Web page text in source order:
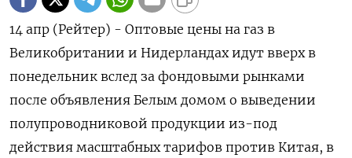
14 апр (Рейтер) - Оптовые цены на газ в
Великобритании и Нидерландах идут вверх в
понедельник вслед за фондовыми рынками
после объявления Белым домом о выведении
полупроводниковой продукции из-под
действия масштабных тарифов против Китая, в